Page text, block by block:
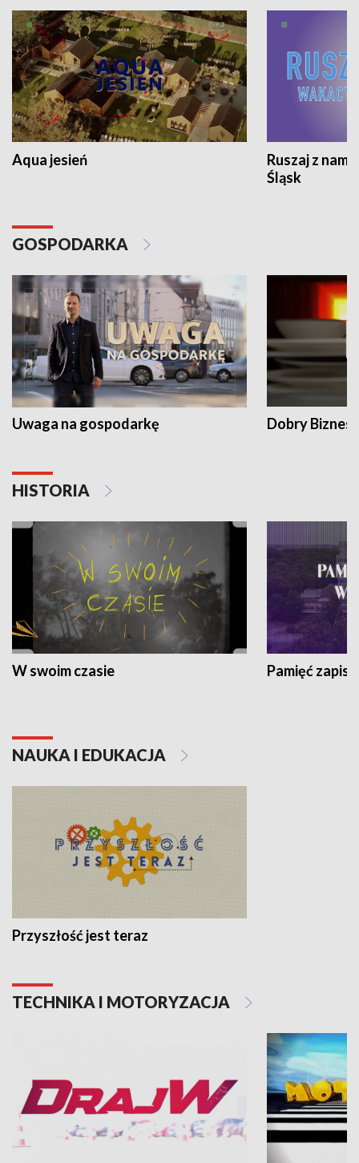
Aqua jesień
Ruszaj z
Śląsk
GOSPODARKA
Uwaga na gospodarkę Dobry Biznes
HISTORIA
W swoim czasie Pamięć
NAUKA I EDUKACJA
Przyszłość jest teraz
TECHNIKA I MOTORYZACJA